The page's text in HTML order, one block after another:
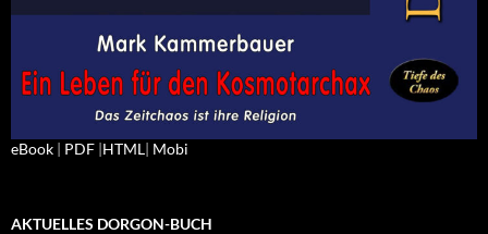
eBook | PDF |HTML| Mobi
AKTUELLES DORGON-BUCH